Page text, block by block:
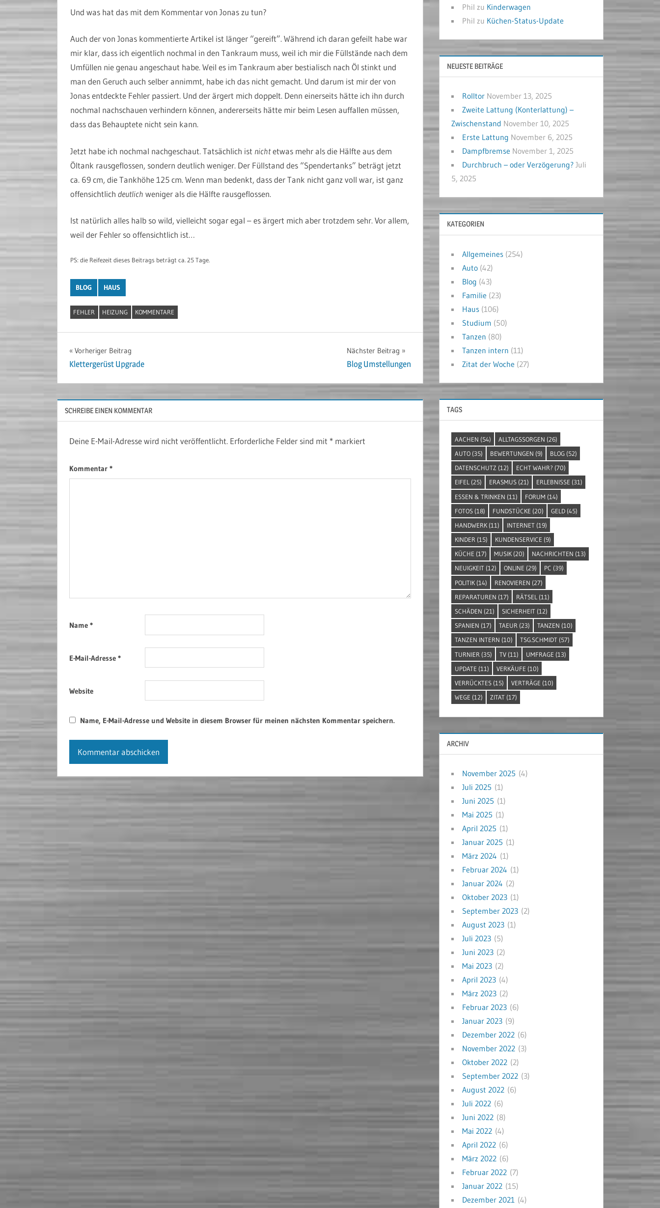
Und was hat das mit dem Kommentar von Jonas zu tun?
Auch der von Jonas kommentierte Artikel ist länger “gereift”. Während ich daran gefeilt habe war
mir klar, dass ich eigentlich nochmal in den Tankraum muss, weil ich mir die Füllstände nach dem
Umfüllen nie genau angeschaut habe. Weil es im Tankraum aber bestialisch nach Öl stinkt und
man den Geruch auch selber annimmt, habe ich das nicht gemacht. Und darum ist mir der von
Jonas entdeckte Fehler passiert. Und der ärgert mich doppelt. Denn einerseits hätte ich ihn durch
nochmal nachschauen verhindern können, andererseits hätte mir beim Lesen auffallen müssen,
dass das Behauptete nicht sein kann.
Jetzt habe ich nochmal nachgeschaut. Tatsächlich ist nichtetwas mehr als die Hälfte aus dem
Öltank rausgeflossen, sondern deutlich weniger. Der Füllstand des “Spendertanks” beträgt jetzt
ca. 69 cm, die Tankhöhe 125 cm. Wenn man bedenkt, dass der Tank nicht ganz voll war, ist ganz
offensichtlich deutlich weniger als die Hälfte rausgeflossen.
Ist natürlich alles halb so wild, vielleicht sogar egal – es ärgert mich aber trotzdem sehr. Vor allem,
weil der Fehler so offensichtlich ist…
PS: die Reifezeit dieses Beitrags beträgt ca. 25 Tage.
BLOG HAUS
FEHLER HEIZUNG KOMMENTARE
Beitragsnavigation
Vorheriger Beitrag
Klettergerüst Upgrade
Nächster Beitrag
Blog Umstellungen
SCHREIBE EINEN KOMMENTAR
Deine E-Mail-Adresse wird nicht veröffentlicht. Erforderliche Felder sind mit * markiert
Kommentar *
Name *
E-Mail-Adresse *
Website
Name, E-Mail-Adresse und Website in diesem Browser für meinen nächsten Kommentar speichern.
Phil zu Kinderwagen
Phil zu Küchen-Status-Update
NEUESTE BEITRÄGE
Rolltor November 13, 2025
Zweite Lattung (Konterlattung) –
Zwischenstand November 10, 2025
Erste Lattung November 6, 2025
Dampfbremse November 1, 2025
Durchbruch – oder Verzögerung? Juli
5, 2025
KATEGORIEN
Allgemeines (254)
Auto (42)
Blog (43)
Familie (23)
Haus (106)
Studium (50)
Tanzen (80)
Tanzen intern (11)
Zitat der Woche (27)
TAGS
AACHEN (54) ALLTAGSSORGEN (26)
AUTO(35) BEWERTUNGEN (9) BLOG(52)
DATENSCHUTZ (12) ECHT WAHR? (70)
EIFEL(25) ERASMUS(21) ERLEBNISSE (31)
ESSEN & TRINKEN (11) FORUM (14)
FOTOS(18) FUNDSTÜCKE (20) GELD(45)
HANDWERK(11) INTERNET(19)
KINDER (15) KUNDENSERVICE (9)
KÜCHE (17) MUSIK(20) NACHRICHTEN (13)
NEUIGKEIT(12) ONLINE (29) PC (39)
POLITIK(14) RENOVIEREN (27)
REPARATUREN (17) RÄTSEL (11)
SCHÄDEN (21) SICHERHEIT(12)
SPANIEN (17) TAEUR(23) TANZEN (10)
TANZEN INTERN (10) TSG.SCHMIDT(57)
TURNIER (35) TV(11) UMFRAGE (13)
UPDATE (11) VERKÄUFE (10)
VERRÜCKTES(15) VERTRÄGE (10)
WEGE (12) ZITAT(17)
ARCHIV
November 2025 (4)
Juli 2025 (1)
Juni 2025 (1)
Mai 2025 (1)
April 2025 (1)
Januar 2025 (1)
März 2024 (1)
Februar 2024 (1)
Januar 2024 (2)
Oktober 2023 (1)
September 2023 (2)
August 2023 (1)
Juli 2023 (5)
Juni 2023 (2)
Mai 2023 (2)
April 2023 (4)
März 2023 (2)
Februar 2023 (6)
Januar 2023 (9)
Dezember 2022 (6)
November 2022 (3)
Oktober 2022 (2)
September 2022 (3)
August 2022 (6)
Juli 2022 (6)
Juni 2022 (8)
Mai 2022 (4)
April 2022 (6)
März 2022 (6)
Februar 2022 (7)
Januar 2022 (15)
Dezember 2021 (4)